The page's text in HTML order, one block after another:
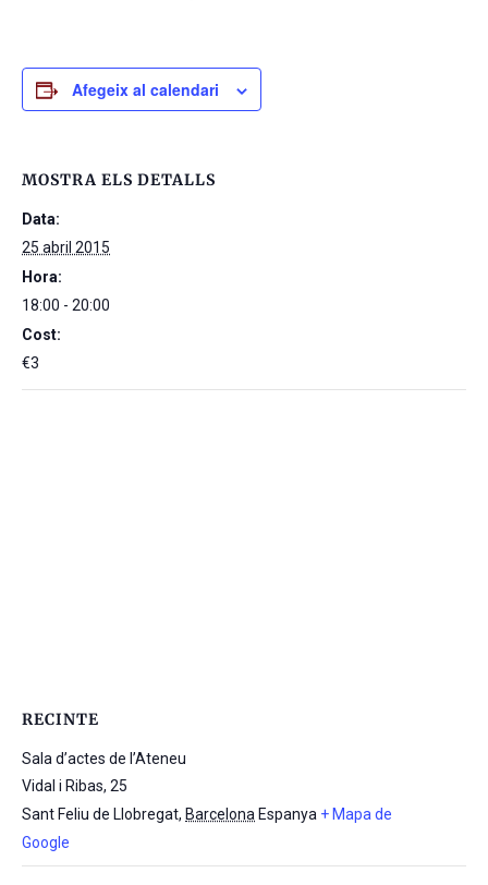
Afegeix al calendari
MOSTRA ELS DETALLS
Data:
25 abril 2015
Hora:
18:00 - 20:00
Cost:
€3
RECINTE
Sala d’actes de l’Ateneu
Vidal i Ribas, 25
Sant Feliu de Llobregat, Barcelona Espanya + Mapa de
Google